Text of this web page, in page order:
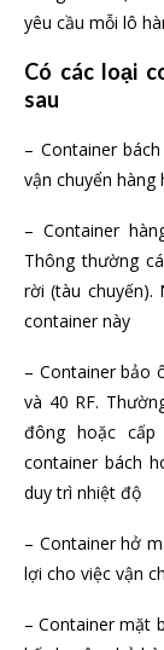
yêu cầu mỗi lô
Có các loại
sau
– Container
vận chuyển
– Container
Thông thường
rời (tàu chuyến).
container này
– Container bảo
và 40 RF.
đông hoặc cấp
container bách
duy trì nhiệt độ
– Container hở
lợi cho việc vận
– Container mặt